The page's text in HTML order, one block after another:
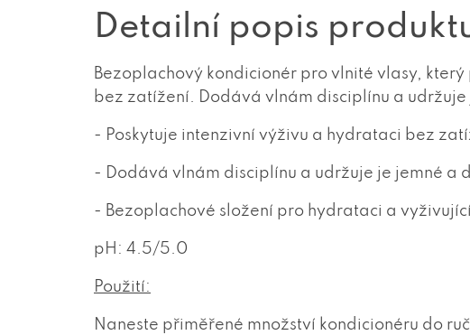
Detailní popis
Bezoplachový kondicionér pro vlnité vlasy,
bez zatížení. Dodává vlnám disciplínu a
- Poskytuje intenzivní výživu a hydrataci bez
- Dodává vlnám disciplínu a udržuje je jemné a
- Bezoplachové složení pro hydrataci a
pH: 4.5/5.0
Použití:
Naneste přiměřené množství kondicionéru do